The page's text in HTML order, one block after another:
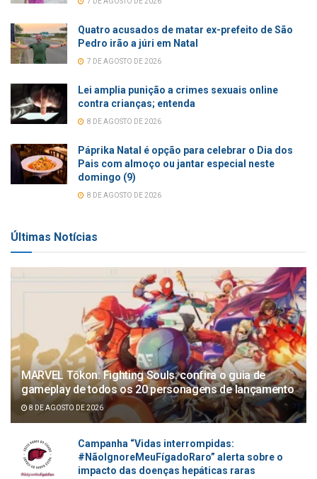
Quatro acusados de matar ex-prefeito de São
Pedro irão a júri em Natal
7 DE AGOSTO DE 2026
Lei amplia punição a crimes sexuais online
contra crianças; entenda
8 DE AGOSTO DE 2026
Páprika Natal é opção para celebrar o Dia dos
Pais com almoço ou jantar especial neste
domingo (9)
8 DE AGOSTO DE 2026
Últimas Notícias
MARVEL Tōkon: Fighting Souls: confira o guia de
gameplay de todos os 20 personagens de lançamento
8 DE AGOSTO DE 2026
Campanha “Vidas interrompidas:
#NãoIgnoreMeuFígadoRaro” alerta sobre o
impacto das doenças hepáticas raras